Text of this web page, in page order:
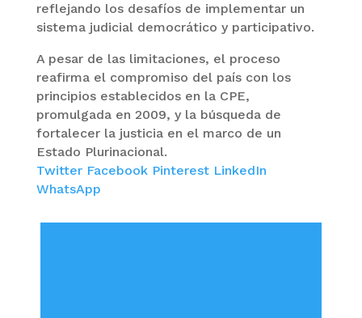
reflejando los desafíos de implementar un
sistema judicial democrático y participativo.
A pesar de las limitaciones, el proceso
reafirma el compromiso del país con los
principios establecidos en la CPE,
promulgada en 2009, y la búsqueda de
fortalecer la justicia en el marco de un
Estado Plurinacional.
Twitter Facebook Pinterest LinkedIn
WhatsApp